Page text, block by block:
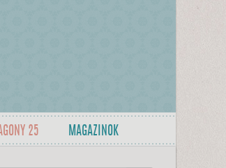
25 MAGAZINOK